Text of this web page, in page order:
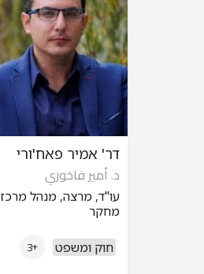
דר' אמיר פאח'ורי
د. أمير فاخوري
עו"ד, מרצה, מנהל מרכז
מחקר
חוק ומשפט +3